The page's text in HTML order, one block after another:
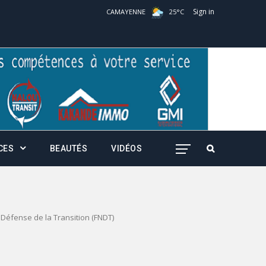
CAMAYENNE 25°C Sign in
BEAUTÉS VIDÉOS
de la Transition (FNDT)